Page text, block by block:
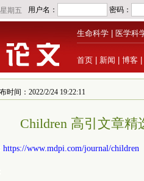
生命科学 医学科
首页 新闻 博客
时间：2022/2/24 19:22:11
Children 高引文章精
https://www.mdpi.com/journal/children